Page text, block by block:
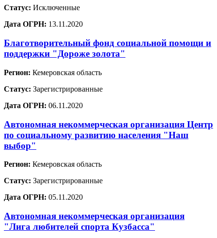
Статус: Исключенные
Дата ОГРН: 13.11.2020
Благотворительный фонд социальной помощи и
поддержки "Дороже золота"
Регион: Кемеровская область
Статус: Зарегистрированные
Дата ОГРН: 06.11.2020
Автономная некоммерческая организация Центр
по социальному развитию населения "Наш
выбор"
Регион: Кемеровская область
Статус: Зарегистрированные
Дата ОГРН: 05.11.2020
Автономная некоммерческая организация
"Лига любителей спорта Кузбасса"